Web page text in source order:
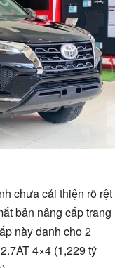
chưa cải thiện rõ rệt
bản nâng cấp trang
này danh cho 2
4×4 (1,229 tỷ